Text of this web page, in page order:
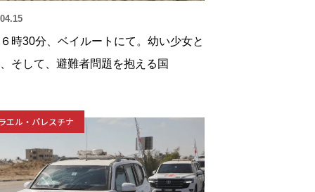
時30分、ベイルートにて。幼い少女と
そして、避難者問題を抱える国
エル・パレスチナ